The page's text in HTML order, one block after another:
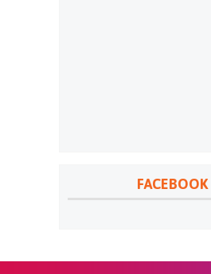
FACEBOOK